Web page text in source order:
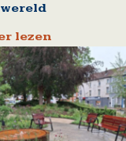
lezen